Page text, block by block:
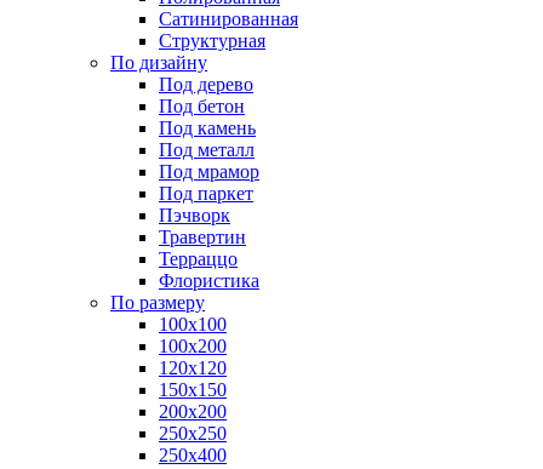
Сатинированная
Структурная
По дизайну
Под дерево
Под бетон
Под камень
Под металл
Под мрамор
Под паркет
Пэчворк
Травертин
Терраццо
Флористика
По размеру
100х100
100х200
120х120
150х150
200х200
250х250
250х400